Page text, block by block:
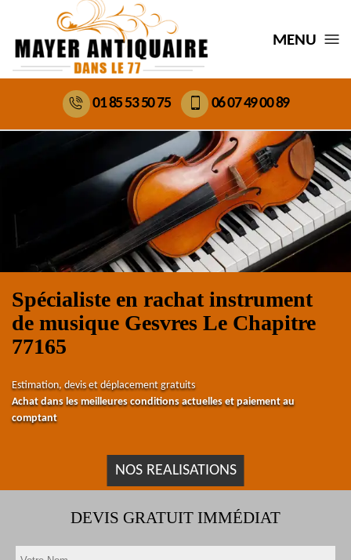
MENU
01 85 53 50 75 06 07 49 00 89
Spécialiste en rachat instrument
de musique Gesvres Le Chapitre
77165
Estimation, devis et déplacement gratuits
Achat dans les meilleures conditions actuelles et paiement au
comptant
NOS REALISATIONS
DEVIS GRATUIT IMMÉDIAT